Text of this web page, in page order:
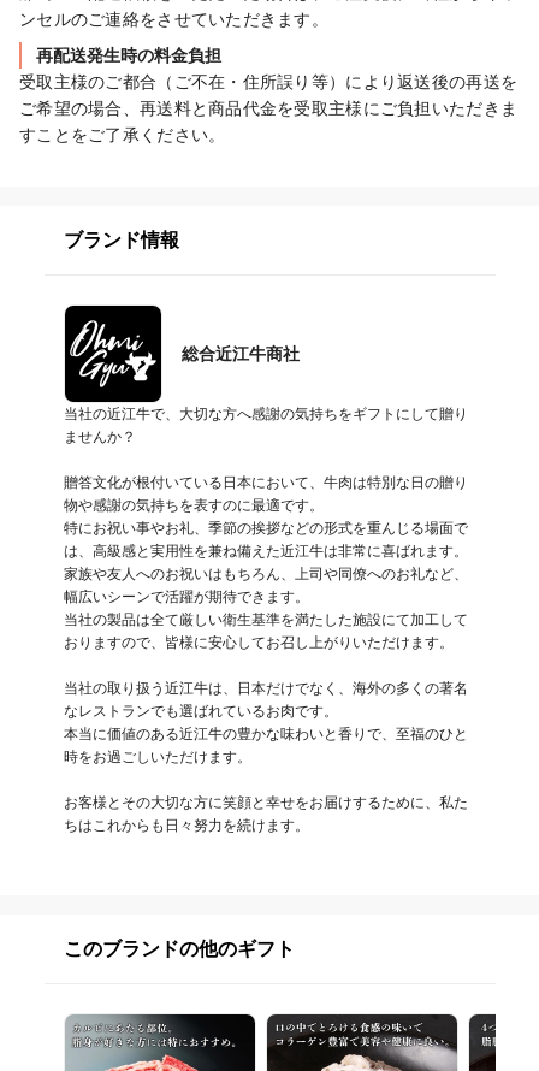
ンセルのご連絡をさせていただきます。
再配送発生時の料金負担
受取主様のご都合（ご不在・住所誤り等）により返送後の再送を
ご希望の場合、再送料と商品代金を受取主様にご負担いただきま
すことをご了承ください。
ブランド情報
総合近江牛商社
当社の近江牛で、大切な方へ感謝の気持ちをギフトにして贈り
ませんか？
贈答文化が根付いている日本において、牛肉は特別な日の贈り
物や感謝の気持ちを表すのに最適です。
特にお祝い事やお礼、季節の挨拶などの形式を重んじる場面で
は、高級感と実用性を兼ね備えた近江牛は非常に喜ばれます。
家族や友人へのお祝いはもちろん、上司や同僚へのお礼など、
幅広いシーンで活躍が期待できます。
当社の製品は全て厳しい衛生基準を満たした施設にて加工して
おりますので、皆様に安心してお召し上がりいただけます。
当社の取り扱う近江牛は、日本だけでなく、海外の多くの著名
なレストランでも選ばれているお肉です。
本当に価値のある近江牛の豊かな味わいと香りで、至福のひと
時をお過ごしいただけます。
お客様とその大切な方に笑顔と幸せをお届けするために、私た
ちはこれからも日々努力を続けます。
このブランドの他のギフト